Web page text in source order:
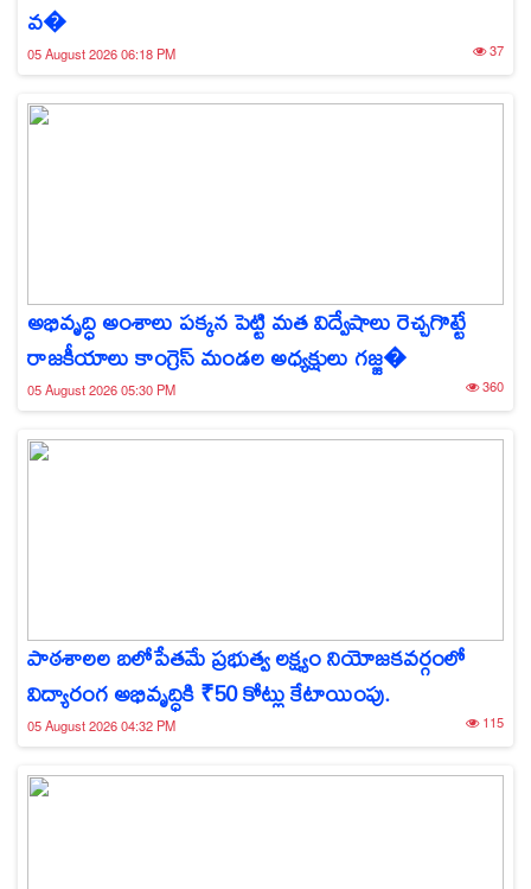
వ�
05 August 2026 06:18 PM 37
అభివృద్ధి అంశాలు పక్కన పెట్టి మత విద్వేషాలు రెచ్చగొట్టే
రాజకీయాలు కాంగ్రెస్ మండల అధ్యక్షులు గజ్జ�
05 August 2026 05:30 PM 360
పాఠశాలల బలోపేతమే ప్రభుత్వ లక్ష్యం నియోజకవర్గంలో
విద్యారంగ అభివృద్ధికి ₹50 కోట్లు కేటాయింపు.
05 August 2026 04:32 PM 115